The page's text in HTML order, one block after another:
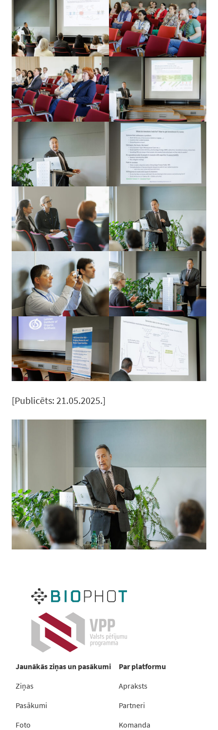
[Publicēts: 21.05.2025.]
Jaunākās ziņas un pasākumi
Ziņas
Pasākumi
Foto
Par platformu
Apraksts
Partneri
Komanda